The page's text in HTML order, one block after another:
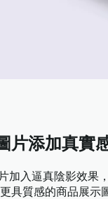
片添加真實
加入逼真陰影效果
具質感的商品展示圖